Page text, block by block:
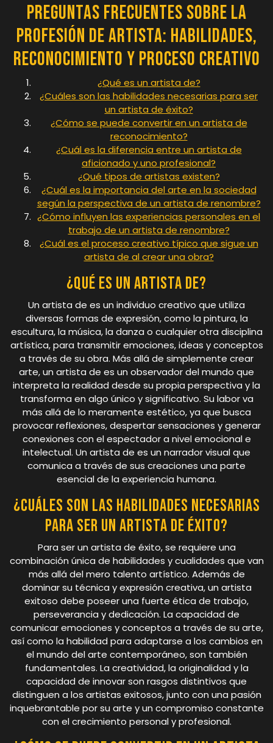
Preguntas Frecuentes sobre la
Profesión de Artista: Habilidades,
Reconocimiento y Proceso Creativo
¿Qué es un artista de?
¿Cuáles son las habilidades necesarias para ser
un artista de éxito?
¿Cómo se puede convertir en un artista de
reconocimiento?
¿Cuál es la diferencia entre un artista de
aficionado y uno profesional?
¿Qué tipos de artistas existen?
¿Cuál es la importancia del arte en la sociedad
según la perspectiva de un artista de renombre?
¿Cómo influyen las experiencias personales en el
trabajo de un artista de renombre?
¿Cuál es el proceso creativo típico que sigue un
artista de al crear una obra?
¿Qué es un artista de?
Un artista de es un individuo creativo que utiliza
diversas formas de expresión, como la pintura, la
escultura, la música, la danza o cualquier otra disciplina
artística, para transmitir emociones, ideas y conceptos
a través de su obra. Más allá de simplemente crear
arte, un artista de es un observador del mundo que
interpreta la realidad desde su propia perspectiva y la
transforma en algo único y significativo. Su labor va
más allá de lo meramente estético, ya que busca
provocar reflexiones, despertar sensaciones y generar
conexiones con el espectador a nivel emocional e
intelectual. Un artista de es un narrador visual que
comunica a través de sus creaciones una parte
esencial de la experiencia humana.
¿Cuáles son las habilidades necesarias
para ser un artista de éxito?
Para ser un artista de éxito, se requiere una
combinación única de habilidades y cualidades que van
más allá del mero talento artístico. Además de
dominar su técnica y expresión creativa, un artista
exitoso debe poseer una fuerte ética de trabajo,
perseverancia y dedicación. La capacidad de
comunicar emociones y conceptos a través de su arte,
así como la habilidad para adaptarse a los cambios en
el mundo del arte contemporáneo, son también
fundamentales. La creatividad, la originalidad y la
capacidad de innovar son rasgos distintivos que
distinguen a los artistas exitosos, junto con una pasión
inquebrantable por su arte y un compromiso constante
con el crecimiento personal y profesional.